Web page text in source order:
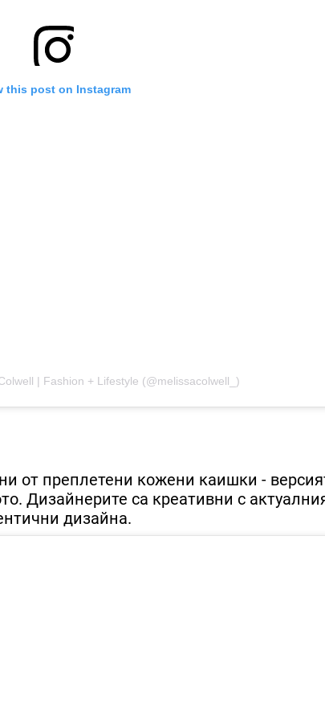
this post on Instagram
| Fashion + Lifestyle (@melissacolwell_)
от преплетени кожени каишки -
Дизайнерите са креативни с
дизайна.